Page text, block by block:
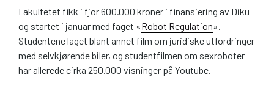
Fakultetet fikk i fjor 600.000 kroner i finansiering av Diku
og startet i januar med faget «Robot Regulation».
Studentene laget blant annet film om juridiske utfordringer
med selvkjørende biler, og studentfilmen om sexroboter
har allerede cirka 250.000 visninger på Youtube.